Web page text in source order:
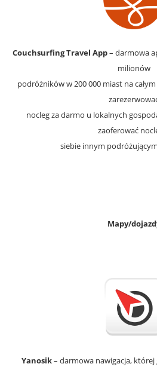
Couchsurfing Travel App– darmowa
milionów
podróżników w 200 000 miast na
nocleg za darmo u lokalnych
zaoferować
siebie innym
Mapy/
Yanosik– darmowa nawigacja, której